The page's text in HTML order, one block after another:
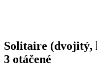
Solitaire
3 otáčené